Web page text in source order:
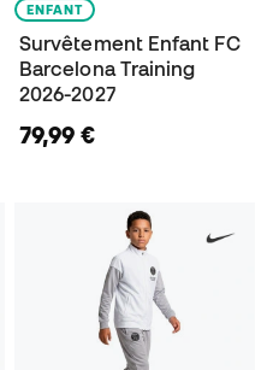
ENFANT
Survêtement Enfant FC
Barcelona Training
2026-2027
79,99 €